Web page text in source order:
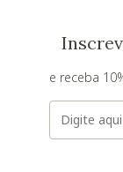
e receba
E-mail